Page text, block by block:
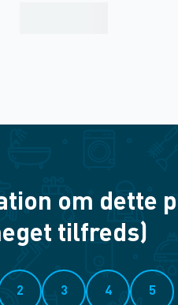
om dette
tilfreds)
2 3 4 5